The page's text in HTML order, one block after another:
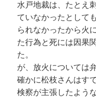
水戸地裁は、たとえ
ていなかったとして
られなかったから火
た行為と死には因果
た。
が、放火については
確かに松枝さんはす
検察が主張したよう